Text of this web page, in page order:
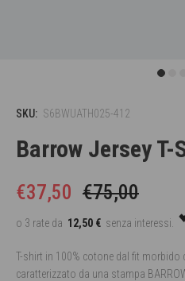
SKU: S6BWUATH025-412
Barrow Jersey T-
€37,50 €75,00
12,50 €
T-shirt in 100% cotone dal fit
caratterizzato da una stampa